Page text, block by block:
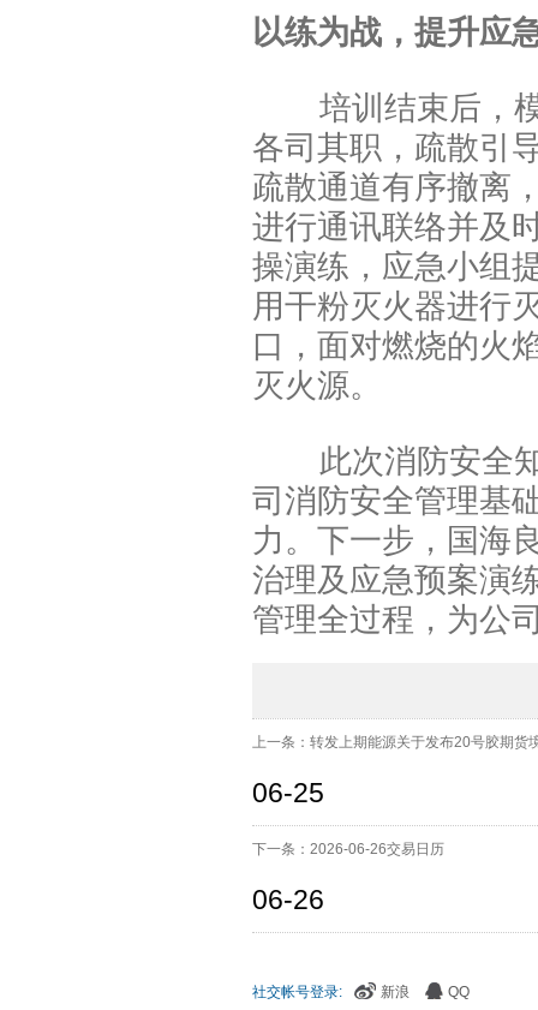
以练为战，提升应
培训结束后，模
各司其职，疏散引
疏散通道有序撤离
进行通讯联络并及
操演练，应急小组
用干粉灭火器进行
口，面对燃烧的火
灭火源。
此次消防安全知
司消防安全管理基
力。下一步，国海
治理及应急预案演
管理全过程，为公
上一条：转发上期能源关于发布20号胶期货
06-25
下一条：2026-06-26交易日历
06-26
社交帐号登录: 新浪 QQ